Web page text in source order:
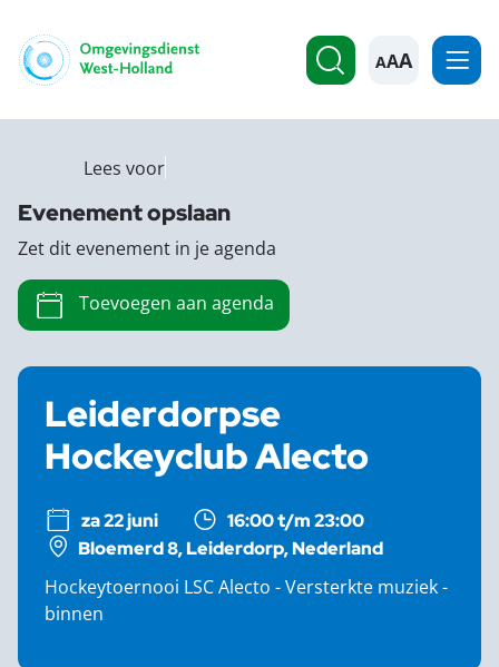
A
Leiderdorpse
Hockeyclub Alecto
za 22 juni
16:00 t/m 23:00
Bloemerd 8, Leiderdorp, Nederland
Hockeytoernooi LSC Alecto - Versterkte muziek -
binnen
Lees voor
Evenement opslaan
Zet dit evenement in je agenda
Toevoegen aan agenda